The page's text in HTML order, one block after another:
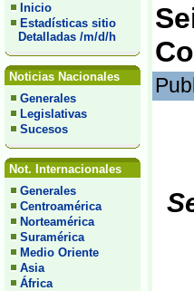
Inicio
Estadísticas sitio
Detalladas /m/d/h
Noticias Nacionales
Generales
Legislativas
Sucesos
Not. Internacionales
Generales
Centroamérica
Norteamérica
Suramérica
Medio Oriente
Asia
África